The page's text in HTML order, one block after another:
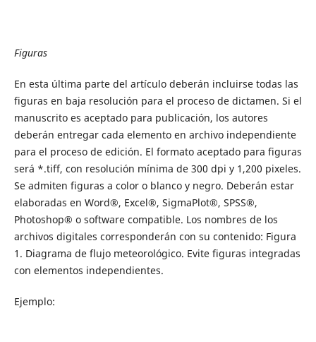
Figuras
En esta última parte del artículo deberán incluirse todas las
figuras en baja resolución para el proceso de dictamen. Si el
manuscrito es aceptado para publicación, los autores
deberán entregar cada elemento en archivo independiente
para el proceso de edición. El formato aceptado para figuras
será *.tiff, con resolución mínima de 300 dpi y 1,200 pixeles.
Se admiten figuras a color o blanco y negro. Deberán estar
elaboradas en Word®, Excel®, SigmaPlot®, SPSS®,
Photoshop® o software compatible. Los nombres de los
archivos digitales corresponderán con su contenido: Figura
1. Diagrama de flujo meteorológico. Evite figuras integradas
con elementos independientes.
Ejemplo: